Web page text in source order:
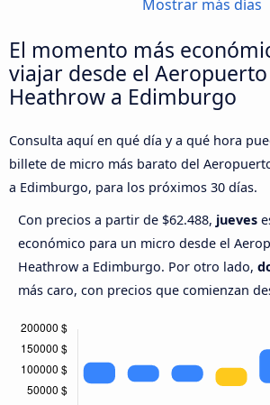
Mostrar más días
El momento más
viajar desde el
Heathrow a Edimburgo
Consulta aquí en qué día y a qué hora
billete de micro más barato del
a Edimburgo, para los próximos 30 días.
Con precios a partir de $62.488, jueves
económico para un micro desde el
Heathrow a Edimburgo. Por otro lado,
más caro, con precios que comienzan